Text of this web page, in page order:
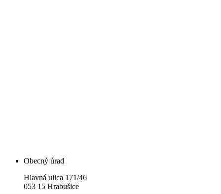
Obecný úrad
Hlavná ulica 171/46
053 15 Hrabušice